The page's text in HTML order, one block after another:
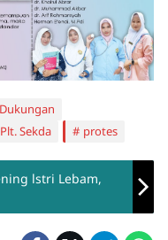
Dukungan
Plt. Sekda protes
lstri Lebam,